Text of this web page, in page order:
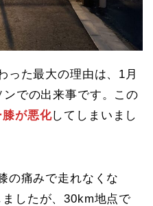
った最大の理由は、1月
での出来事です。この
が悪化してしまいまし
の痛みで走れなくな
したが、30km地点で